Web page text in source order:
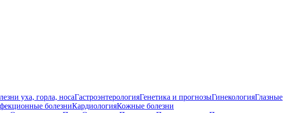
уха, горла, носаГастроэнтерологияГенетика и прогнозыГинекологияГлазные
болезниКардиологияКожные болезни